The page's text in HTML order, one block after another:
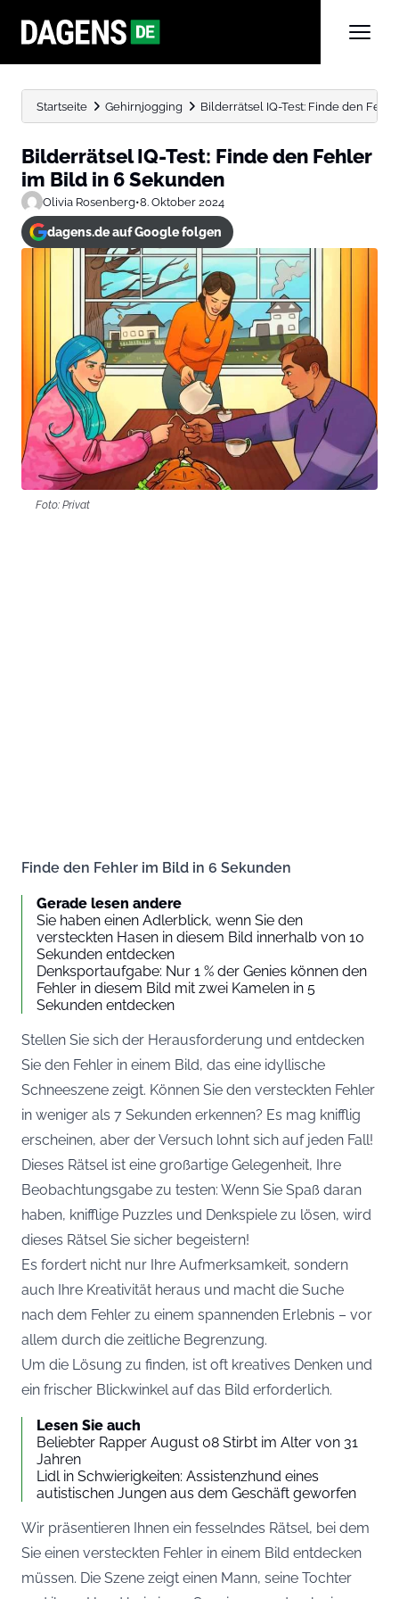
Startseite Gehirnjogging Bilderrätsel IQ-Test: Finde den
Bilderrätsel IQ-Test: Finde den Fehler
im Bild in 6 Sekunden
Olivia Rosenberg•8. Oktober 2024
dagens.de auf Google folgen
Foto: Privat
Finde den Fehler im Bild in 6 Sekunden
Gerade lesen andere
Sie haben einen Adlerblick, wenn Sie den
versteckten Hasen in diesem Bild innerhalb von 10
Sekunden entdecken
Denksportaufgabe: Nur 1 % der Genies können den
Fehler in diesem Bild mit zwei Kamelen in 5
Sekunden entdecken
Stellen Sie sich der Herausforderung und entdecken
Sie den Fehler in einem Bild, das eine idyllische
Schneeszene zeigt. Können Sie den versteckten Fehler
in weniger als 7 Sekunden erkennen? Es mag knifflig
erscheinen, aber der Versuch lohnt sich auf jeden Fall!
Dieses Rätsel ist eine großartige Gelegenheit, Ihre
Beobachtungsgabe zu testen: Wenn Sie Spaß daran
haben, knifflige Puzzles und Denkspiele zu lösen, wird
dieses Rätsel Sie sicher begeistern!
Es fordert nicht nur Ihre Aufmerksamkeit, sondern
auch Ihre Kreativität heraus und macht die Suche
nach dem Fehler zu einem spannenden Erlebnis – vor
allem durch die zeitliche Begrenzung.
Um die Lösung zu finden, ist oft kreatives Denken und
ein frischer Blickwinkel auf das Bild erforderlich.
Lesen Sie auch
Beliebter Rapper August 08 Stirbt im Alter von 31
Jahren
Lidl in Schwierigkeiten: Assistenzhund eines
autistischen Jungen aus dem Geschäft geworfen
Wir präsentieren Ihnen ein fesselndes Rätsel, bei dem
Sie einen versteckten Fehler in einem Bild entdecken
müssen. Die Szene zeigt einen Mann, seine Tochter